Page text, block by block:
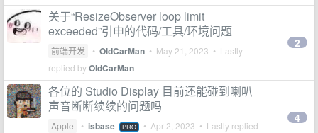
关于“ResizeObserver loop limit
exceeded”引申的代码/工具/环境问题
前端开发 • OldCarMan • May 21, 2023 • Lastly
replied byOldCarMan
2
各位的 Studio Display 目前还能碰到喇叭
声音断断续续的问题吗
Apple • isbase PRO • Apr 2, 2023 • Lastly replied
4